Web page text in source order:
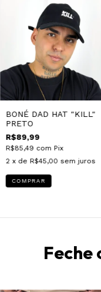
BONÉ DAD HAT "KILL"
PRETO
R$89,99
R$85,49 com Pix
2 x de R$45,00 sem juros
COMPRAR
Feche